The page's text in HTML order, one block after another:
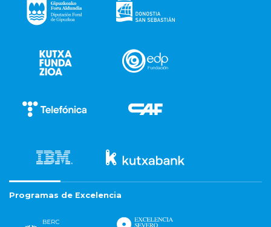
Programas de Excelencia